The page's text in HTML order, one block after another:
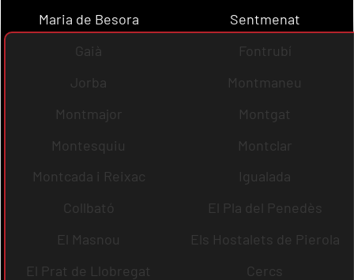
Maria de Besora
Sentmenat
Gaià
Fontrubí
Jorba
Montmaneu
Montmajor
Montgat
Montesquiu
Montclar
Montcada i Reixac
Igualada
Collbató
El Pla del Penedès
El Masnou
Els Hostalets de Pierola
El Prat de Llobregat
Cercs